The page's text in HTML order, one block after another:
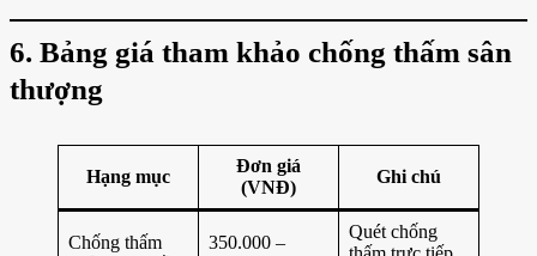
6. Bảng giá tham khảo chống thấm sân
thượng
Hạng mục
Đơn giá
(VNĐ)
Ghi chú
Chống thấm
350.000 –
Quét chống